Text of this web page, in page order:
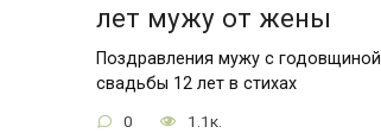
лет мужу от жены
Поздравления мужу с годовщиной
свадьбы 12 лет в стихах
0 1.1к.